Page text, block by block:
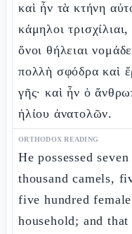
καὶ ἦν τὰ κτήνη
κάμηλοι
ὄνοι θήλειαι
πολλὴ σφόδρα καὶ
γῆς· καὶ ἦν ὁ
ἡλίου ἀνατολῶν.
ORTHODOX READING
He possessed
thousand camels,
five hundred
household; and